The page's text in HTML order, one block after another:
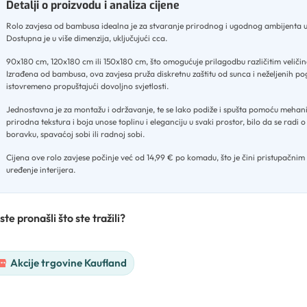
Detalji o proizvodu i analiza cijene
Rolo zavjesa od bambusa idealna je za stvaranje prirodnog i ugodnog ambijenta
Dostupna je u više dimenzija, uključujući cca.
90x180 cm, 120x180 cm ili 150x180 cm, što omogućuje prilagodbu različitim
Izrađena od bambusa, ova zavjesa pruža diskretnu zaštitu od sunca i neželjenih
istovremeno propuštajući dovoljno svjetlosti.
Jednostavna je za montažu i održavanje, te se lako podiže i spušta pomoću
prirodna tekstura i boja unose toplinu i eleganciju u svaki prostor, bilo da se radi
boravku, spavaćoj sobi ili radnoj sobi.
Cijena ove rolo zavjese počinje već od 14,99 € po komadu, što je čini pristupačnim
uređenje interijera.
pronašli što ste tražili?
Akcije trgovine Kaufland